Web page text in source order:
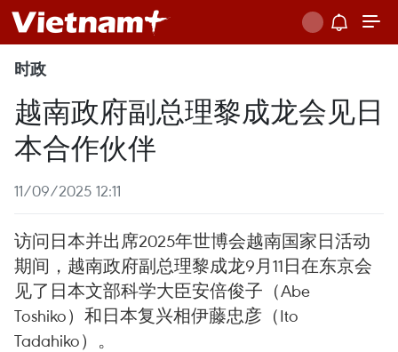
时政
越南政府副总理黎成龙会见日
本合作伙伴
11/09/2025 12:11
访问日本并出席2025年世博会越南国家日活动
期间，越南政府副总理黎成龙9月11日在东京会
见了日本文部科学大臣安倍俊子（Abe
Toshiko）和日本复兴相伊藤忠彦（Ito
Tadahiko）。